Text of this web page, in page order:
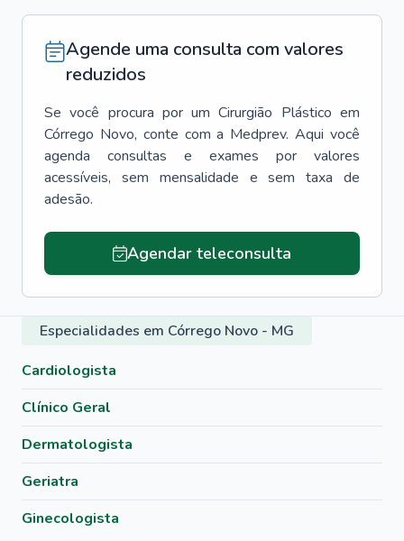
Agende uma consulta com valores
reduzidos
Se você procura por um Cirurgião Plástico em
Córrego Novo, conte com a Medprev. Aqui você
agenda consultas e exames por valores
acessíveis, sem mensalidade e sem taxa de
adesão.
Agendar teleconsulta
Especialidades em Córrego Novo - MG
Cardiologista
Clínico Geral
Dermatologista
Geriatra
Ginecologista